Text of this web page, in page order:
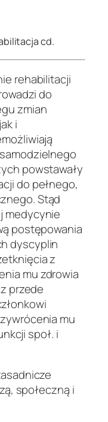
cd.
rehabilitacji
do
zmian
i
powstawały
do pełnego,
Stąd
medycynie
postępowania
dyscyplin
z
mu zdrowia
przede
mu
społ. i
społeczną i